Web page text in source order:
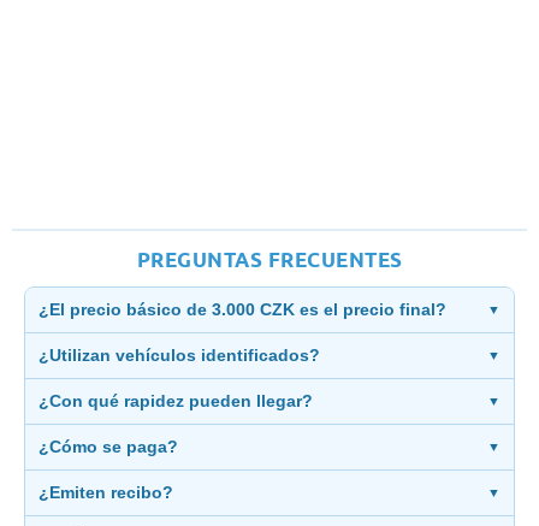
PREGUNTAS FRECUENTES
¿El precio básico de 3.000 CZK es el precio final? ▼
¿Utilizan vehículos identificados? ▼
¿Con qué rapidez pueden llegar? ▼
¿Cómo se paga? ▼
¿Emiten recibo? ▼